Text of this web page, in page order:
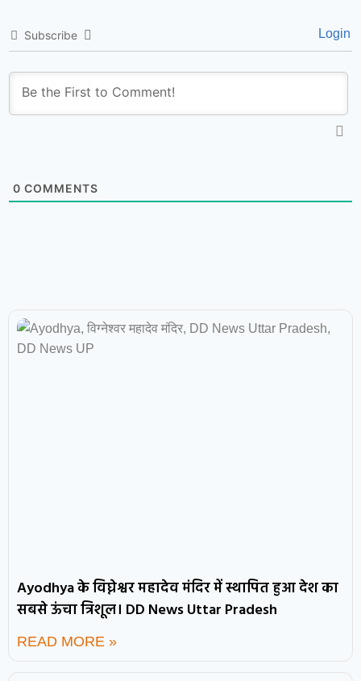
Subscribe Login
0 COMMENTS
Ayodhya के विघ्नेश्वर महादेव मंदिर में स्थापित हुआ देश का
सबसे ऊंचा त्रिशूल। DD News Uttar Pradesh
READ MORE »